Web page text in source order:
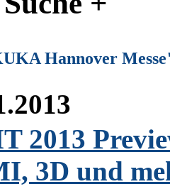
Hannover
2013
3D und